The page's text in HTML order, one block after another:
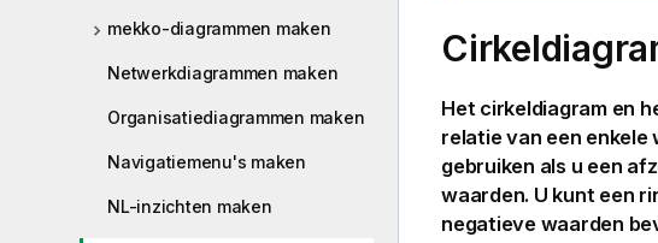
mekko-diagrammen maken
Netwerkdiagrammen maken
Organisatiediagrammen maken
Navigatiemenu's maken
NL-inzichten maken
Het cirkeldiagram en
relatie van een
gebruiken als u een
waarden. U kunt een
negatieve waarden